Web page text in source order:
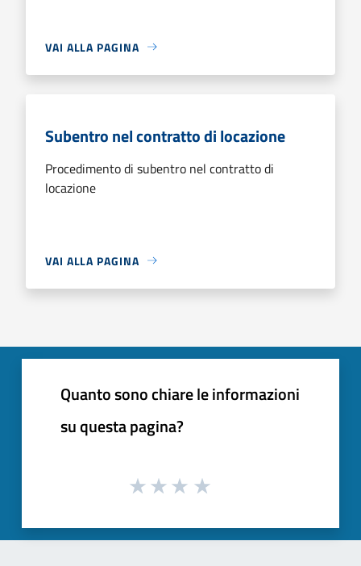
VAI ALLA PAGINA
Subentro nel contratto di locazione
Procedimento di subentro nel contratto di
locazione
VAI ALLA PAGINA
Quanto sono chiare le informazioni
su questa pagina?